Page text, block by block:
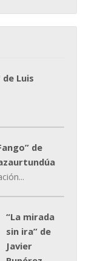
Luis
de
“La mirada
sin ira” de
Javier